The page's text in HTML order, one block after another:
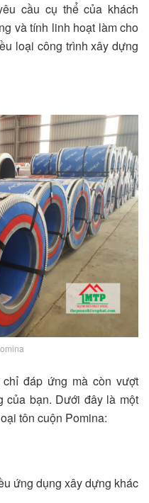
cầu cụ thể của khách
và tính linh hoạt làm cho
loại công trình xây dựng
đáp ứng mà còn vượt
của bạn. Dưới đây là một
tôn cuộn Pomina:
ứng dụng xây dựng khác